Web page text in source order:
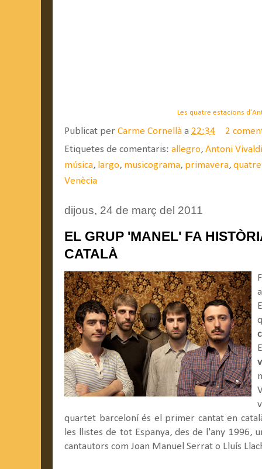
Les quatre estacions
Publicat per Carme Cornellà a 22:34
2
Etiquetes de comentaris: allegro, Antoni Vivaldi
música, largo, musicograma, primavera,
Venècia
dijous, 24 de març del 2011
EL GRUP 'MANEL' FA
CATALÀ
quartet barceloní és el primer cantat en
les llistes de tot Espanya, des de l'any 1996,
cantautors com Joan Manuel Serrat o Lluís